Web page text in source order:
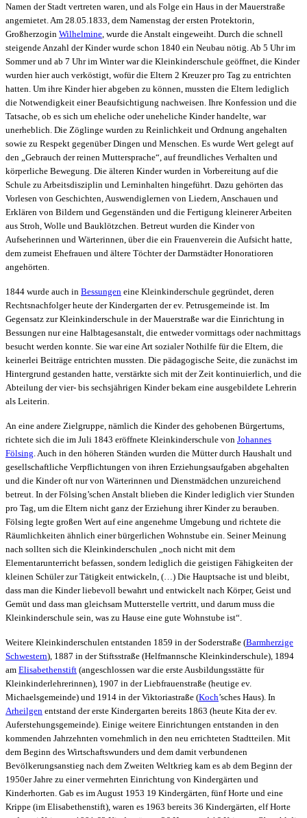
Namen der Stadt vertreten waren, und als Folge ein Haus in der Mauerstraße
angemietet. Am 28.05.1833, dem Namenstag der ersten Protektorin,
Großherzogin Wilhelmine , wurde die Anstalt eingeweiht. Durch die schnell
steigende Anzahl der Kinder wurde schon 1840 ein Neubau nötig. Ab 5 Uhr im
Sommer und ab 7 Uhr im Winter war die Kleinkinderschule geöffnet, die Kinder
wurden hier auch verköstigt, wofür die Eltern 2 Kreuzer pro Tag zu entrichten
hatten. Um ihre Kinder hier abgeben zu können, mussten die Eltern lediglich
die Notwendigkeit einer Beaufsichtigung nachweisen. Ihre Konfession und die
Tatsache, ob es sich um eheliche oder uneheliche Kinder handelte, war
unerheblich. Die Zöglinge wurden zu Reinlichkeit und Ordnung angehalten
sowie zu Respekt gegenüber Dingen und Menschen. Es wurde Wert gelegt auf
den „Gebrauch der reinen Muttersprache“, auf freundliches Verhalten und
körperliche Bewegung. Die älteren Kinder wurden in Vorbereitung auf die
Schule zu Arbeitsdisziplin und Lerninhalten hingeführt. Dazu gehörten das
Vorlesen von Geschichten, Auswendiglernen von Liedern, Anschauen und
Erklären von Bildern und Gegenständen und die Fertigung kleinerer Arbeiten
aus Stroh, Wolle und Bauklötzchen. Betreut wurden die Kinder von
Aufseherinnen und Wärterinnen, über die ein Frauenverein die Aufsicht hatte,
dem zumeist Ehefrauen und ältere Töchter der Darmstädter Honoratioren
angehörten.
1844 wurde auch in Bessungen eine Kleinkinderschule gegründet, deren
Rechtsnachfolger heute der Kindergarten der ev. Petrusgemeinde ist. Im
Gegensatz zur Kleinkinderschule in der Mauerstraße war die Einrichtung in
Bessungen nur eine Halbtagesanstalt, die entweder vormittags oder nachmittags
besucht werden konnte. Sie war eine Art sozialer Nothilfe für die Eltern, die
keinerlei Beiträge entrichten mussten. Die pädagogische Seite, die zunächst im
Hintergrund gestanden hatte, verstärkte sich mit der Zeit kontinuierlich, und die
Abteilung der vier- bis sechsjährigen Kinder bekam eine ausgebildete Lehrerin
als Leiterin.
An eine andere Zielgruppe, nämlich die Kinder des gehobenen Bürgertums,
richtete sich die im Juli 1843 eröffnete Kleinkinderschule von Johannes
Fölsing . Auch in den höheren Ständen wurden die Mütter durch Haushalt und
gesellschaftliche Verpflichtungen von ihren Erziehungsaufgaben abgehalten
und die Kinder oft nur von Wärterinnen und Dienstmädchen unzureichend
betreut. In der Fölsing’schen Anstalt blieben die Kinder lediglich vier Stunden
pro Tag, um die Eltern nicht ganz der Erziehung ihrer Kinder zu berauben.
Fölsing legte großen Wert auf eine angenehme Umgebung und richtete die
Räumlichkeiten ähnlich einer bürgerlichen Wohnstube ein. Seiner Meinung
nach sollten sich die Kleinkinderschulen „noch nicht mit dem
Elementarunterricht befassen, sondern lediglich die geistigen Fähigkeiten der
kleinen Schüler zur Tätigkeit entwickeln, (…) Die Hauptsache ist und bleibt,
dass man die Kinder liebevoll bewahrt und entwickelt nach Körper, Geist und
Gemüt und dass man gleichsam Mutterstelle vertritt, und darum muss die
Kleinkinderschule sein, was zu Hause eine gute Wohnstube ist“.
Weitere Kleinkinderschulen entstanden 1859 in der Soderstraße (Barmherzige
Schwestern), 1887 in der Stiftsstraße (Helfmannsche Kleinkinderschule), 1894
am Elisabethenstift (angeschlossen war die erste Ausbildungsstätte für
Kleinkinderlehrerinnen), 1907 in der Liebfrauenstraße (heutige ev.
Michaelsgemeinde) und 1914 in der Viktoriastraße (Koch’sches Haus). In
Arheilgen entstand der erste Kindergarten bereits 1863 (heute Kita der ev.
Auferstehungsgemeinde). Einige weitere Einrichtungen entstanden in den
kommenden Jahrzehnten vornehmlich in den neu errichteten Stadtteilen. Mit
dem Beginn des Wirtschaftswunders und dem damit verbundenen
Bevölkerungsanstieg nach dem Zweiten Weltkrieg kam es ab dem Beginn der
1950er Jahre zu einer vermehrten Einrichtung von Kindergärten und
Kinderhorten. Gab es im August 1953 19 Kindergärten, fünf Horte und eine
Krippe (im Elisabethenstift), waren es 1963 bereits 36 Kindergärten, elf Horte